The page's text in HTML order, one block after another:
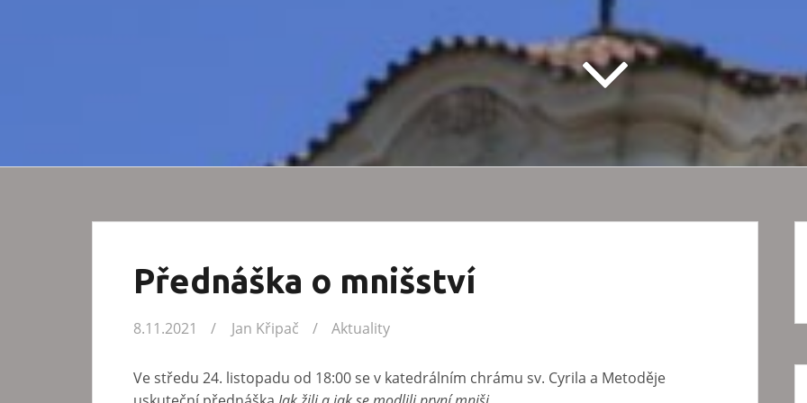
Přednáška o mnišství
8.11.2021 Jan Křipač Aktuality
Ve středu 24. listopadu od 18:00 se v katedrálním chrámu sv. Cyrila a Metoděje